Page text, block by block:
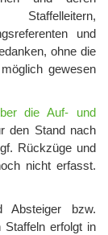
Staffelleitern,
und
ohne die
gewesen
die Auf- und
den Stand nach
Rückzüge und
nicht erfasst.
Absteiger bzw.
Staffeln erfolgt in